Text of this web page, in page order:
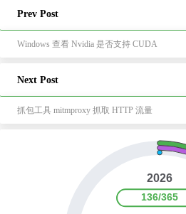
Prev Post
Windows 查看 Nvidia 是否支持 CUDA
Next Post
抓包工具 mitmproxy 抓取 HTTP 流量